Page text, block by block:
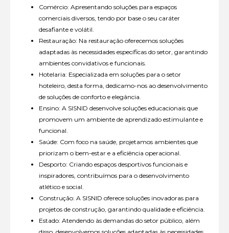
Comércio: Apresentando soluções para espaços
comerciais diversos, tendo por base o seu caráter
desafiante e volátil.
Restauração: Na restauração oferecemos soluções
adaptadas às necessidades específicas do setor, garantindo
ambientes convidativos e funcionais.
Hotelaria: Especializada em soluções para o setor
hoteleiro, desta forma, dedicamo-nos ao desenvolvimento
de soluções de conforto e elegância.
Ensino: A SISNID desenvolve soluções educacionais que
promovem um ambiente de aprendizado estimulante e
funcional.
Saúde: Com foco na saúde, projetamos ambientes que
priorizam o bem-estar e a eficiência operacional.
Desporto: Criando espaços desportivos funcionais e
inspiradores, contribuímos para o desenvolvimento
atlético e social.
Construção: A SISNID oferece soluções inovadoras para
projetos de construção, garantindo qualidade e eficiência.
Estado: Atendendo às demandas do setor público, além